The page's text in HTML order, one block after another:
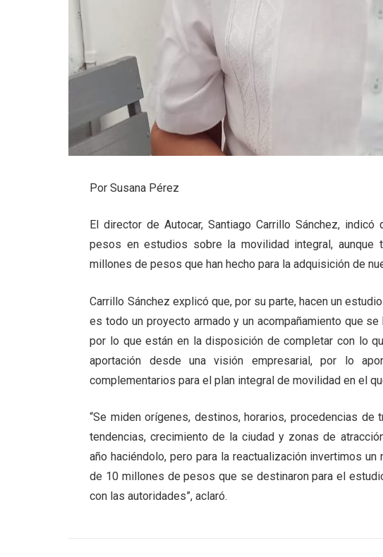
Por Susana Pérez
El director de Autocar, Santiago Carrillo Sánchez,
pesos en estudios sobre la movilidad integral, aunque
millones de pesos que han hecho para la adquisición de
Carrillo Sánchez explicó que, por su parte, hacen un
es todo un proyecto armado y un acompañamiento que
por lo que están en la disposición de completar con lo
aportación desde una visión empresarial, por lo
complementarios para el plan integral de movilidad en el
“Se miden orígenes, destinos, horarios, procedencias de
tendencias, crecimiento de la ciudad y zonas de
año haciéndolo, pero para la reactualización invertimos
de 10 millones de pesos que se destinaron para el
con las autoridades”, aclaró.